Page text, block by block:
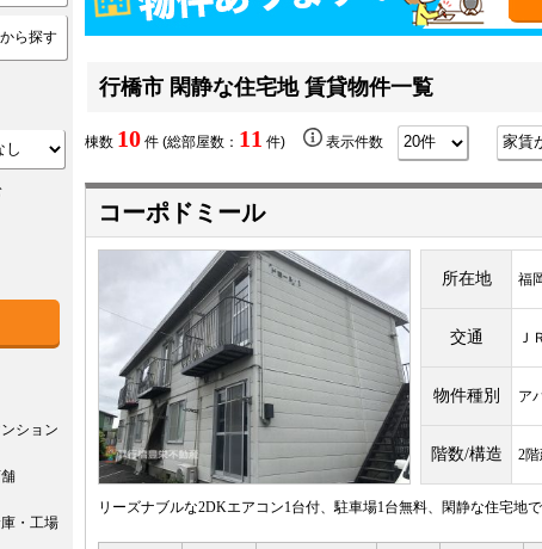
行橋市 閑静な住宅地 賃貸物件一覧
棟数 10 件 (総部屋数： 11 件) 表示件数
コーポドミール
所在地 福
交通 Ｊ
物件種別 ア
階数/構造 2
リーズナブルな2DKエアコン1台付、駐車場1台無料、閑静な住宅地で
ら探す
ション
・工場